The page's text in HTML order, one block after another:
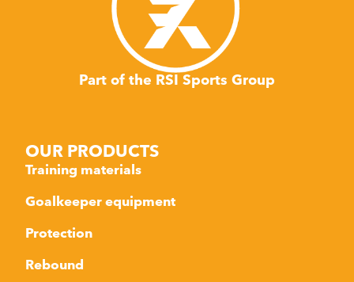
Part of the RSI Sports Group
OUR PRODUCTS
Training materials
Goalkeeper equipment
Protection
Rebound